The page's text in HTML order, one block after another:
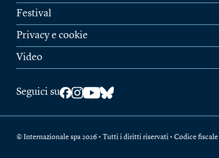
Festival
Privacy e cookie
Video
Seguici su
© Internazionale spa 2026 • Tutti i diritti riservati • Codice